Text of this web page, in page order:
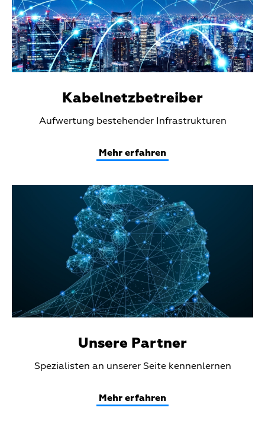
Kabelnetzbetreiber
TeaserAufwertung bestehender Infrastrukturen
Mehr erfahren
Unsere Partner
TeaserSpezialisten an unserer Seite kennenlernen
Mehr erfahren